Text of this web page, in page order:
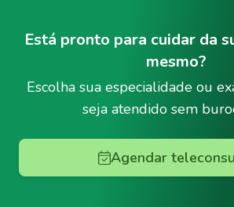
Está pronto para cuidar da
mesmo?
Escolha sua especialidade ou
seja atendido sem
Agendar